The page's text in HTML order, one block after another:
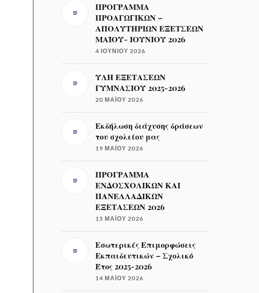
ΠΡΟΓΡΑΜΜΑ
ΠΡΟΑΓΩΓΙΚΩΝ –
ΑΠΟΛΥΤΗΡΙΩΝ ΕΞΕΤΣΕΩΝ
ΜΑΪΟΥ- ΙΟΥΝΙΟΥ 2026
4 ΙΟΥΝΊΟΥ 2026
ΥΛΗ ΕΞΕΤΑΣΕΩΝ
ΓΥΜΝΑΣΙΟΥ 2025-2026
20 ΜΑΪ́ΟΥ 2026
Εκδήλωση διάχυσης δράσεων
του σχολείου μας
19 ΜΑΪ́ΟΥ 2026
ΠΡΟΓΡΑΜΜΑ
ΕΝΔΟΣΧΟΛΙΚΩΝ ΚΑΙ
ΠΑΝΕΛΛΑΔΙΚΩΝ
ΕΞΕΤΑΣΕΩΝ 2026
15 ΜΑΪ́ΟΥ 2026
Εσωτερικές Επιμορφώσεις
Εκπαιδευτικών – Σχολικό
Έτος 2025-2026
14 ΜΑΪ́ΟΥ 2026